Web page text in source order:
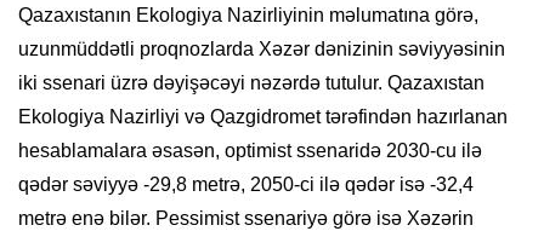
Qazaxıstanın Ekologiya Nazirliyinin məlumatına görə,
uzunmüddətli proqnozlarda Xəzər dənizinin səviyyəsinin
iki ssenari üzrə dəyişəcəyi nəzərdə tutulur. Qazaxıstan
Ekologiya Nazirliyi və Qazgidromet tərəfindən hazırlanan
hesablamalara əsasən, optimist ssenaridə 2030-cu ilə
qədər səviyyə -29,8 metrə, 2050-ci ilə qədər isə -32,4
metrə enə bilər. Pessimist ssenariyə görə isə Xəzərin